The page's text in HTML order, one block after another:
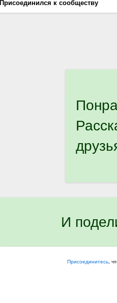
Присоединился к сообществу
И
Присоединитесь ,